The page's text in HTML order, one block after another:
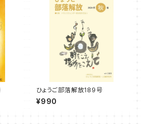
ひょうご部落解放189号
¥990